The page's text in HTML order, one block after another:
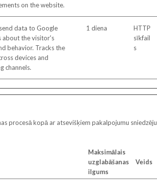
on the website.
data to Google
about the visitor's
behavior. Tracks the
devices and
channels.
1 diena
HTTP
sīkfail
s
procesā kopā ar atsevišķiem pakalpojumu sniedzēju
Maksimālais
uzglabāšanas
ilgums
Veids